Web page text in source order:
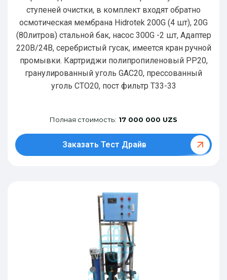
ступеней очистки, в комплект входят обратно
осмотическая мембрана Hidrotek 200G (4 шт), 20G
(80литров) стальной бак, насос 300G -2 шт, Адаптер
220В/24В, серебристый гусак, имеется кран ручной
промывки. Картриджи полипропиленовый РР20,
гранулированный уголь GAC20, прессованный
уголь CTO20, пост фильтр T33-33
Полная стоимость: 17 000 000 UZS
Заказать Тест Драйв